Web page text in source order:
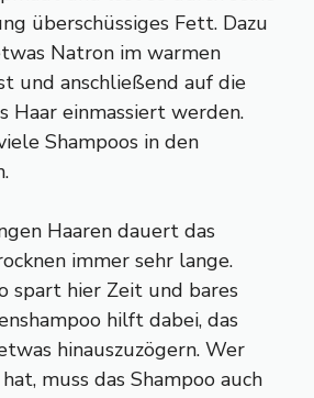
überschüssiges Fett. Dazu
Natron im warmen
und anschließend auf die
Haar einmassiert werden.
Shampoos in den
Haaren dauert das
immer sehr lange.
spart hier Zeit und bares
hilft dabei, das
hinauszuzögern. Wer
muss das Shampoo auch